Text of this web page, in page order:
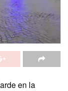
en la